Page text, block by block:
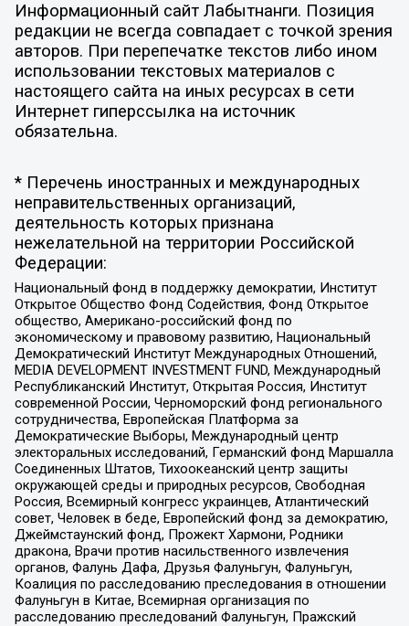
Информационный сайт Лабытнанги. Позиция
редакции не всегда совпадает с точкой зрения
авторов. При перепечатке текстов либо ином
использовании текстовых материалов с
настоящего сайта на иных ресурсах в сети
Интернет гиперссылка на источник
обязательна.
* Перечень иностранных и международных
неправительственных организаций,
деятельность которых признана
нежелательной на территории Российской
Федерации:
Национальный фонд в поддержку демократии, Институт
Открытое Общество Фонд Содействия, Фонд Открытое
общество, Американо-российский фонд по
экономическому и правовому развитию, Национальный
Демократический Институт Международных Отношений,
MEDIA DEVELOPMENT INVESTMENT FUND, Международный
Республиканский Институт, Открытая Россия, Институт
современной России, Черноморский фонд регионального
сотрудничества, Европейская Платформа за
Демократические Выборы, Международный центр
электоральных исследований, Германский фонд Маршалла
Соединенных Штатов, Тихоокеанский центр защиты
окружающей среды и природных ресурсов, Свободная
Россия, Всемирный конгресс украинцев, Атлантический
совет, Человек в беде, Европейский фонд за демократию,
Джеймстаунский фонд, Прожект Хармони, Родники
дракона, Врачи против насильственного извлечения
органов, Фалунь Дафа, Друзья Фалуньгун, Фалуньгун,
Коалиция по расследованию преследования в отношении
Фалуньгун в Китае, Всемирная организация по
расследованию преследований Фалуньгун, Пражский